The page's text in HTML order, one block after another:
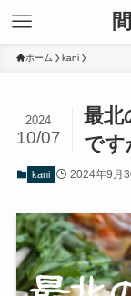
ホーム kani
最北
です
2024
10/07
kani 2024年9月